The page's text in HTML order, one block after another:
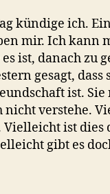
kündige ich.
mir. Ich kann
ist, danach zu
gesagt, dass
ist.
nicht verstehe.
ist dies
gibt es